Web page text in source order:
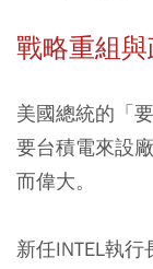
戰略重組與
美國總統的「
要台積電來設
而偉大。
新任INTEL執